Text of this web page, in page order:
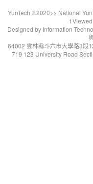
YunTech ©2020>> National
t
Designed by Information
64002 雲林縣斗六市大學路3段
719 123 University Road